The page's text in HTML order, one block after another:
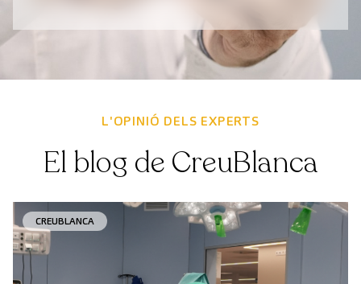
L'OPINIÓ DELS EXPERTS
El blog de CreuBlanca
CREUBLANCA